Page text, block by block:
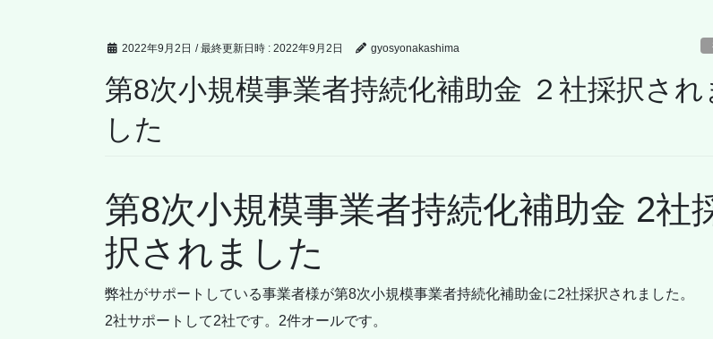
2022年9月2日 / 最終更新日時 : 2022年9月2日 gyosyonakashima
第8次小規模事業者持続化補助金 ２社採択され
した
第8次小規模事業者持続化補助金 2社
択されました
弊社がサポートしている事業者様が第8次小規模事業者持続化補助金に2社採択されました。
2社サポートして2社です。2件オールです。